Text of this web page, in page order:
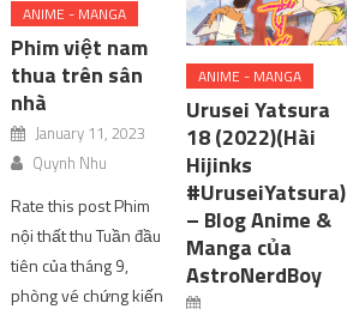
ANIME - MANGA
Phim việt nam
thua trên sân
nhà
January 11, 2023
Quynh Nhu
Rate this post Phim
nội thất thu Tuần đầu
tiên của tháng 9,
phòng vé chứng kiến ​​
ANIME - MANGA
Urusei Yatsura
18 (2022)(Hài
Hijinks
#UruseiYatsura)
– Blog Anime &
Manga của
AstroNerdBoy